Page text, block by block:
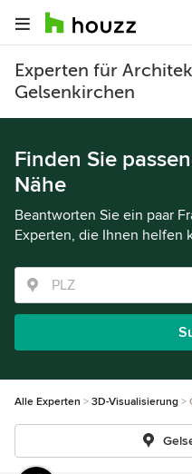
Experten für
Gelsenkirchen
Finden Sie
Nähe
Beantworten Sie ein paar
Experten, die Ihnen helfen
Alle Experten 3D-Visualisierung